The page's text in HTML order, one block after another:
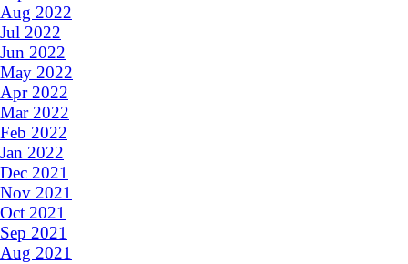
Aug 2022
Jul 2022
Jun 2022
May 2022
Apr 2022
Mar 2022
Feb 2022
Jan 2022
Dec 2021
Nov 2021
Oct 2021
Sep 2021
Aug 2021